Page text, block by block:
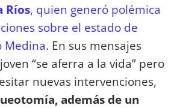
Ríos, quien generó polémica
sobre el estado de
Medina. En sus mensajes
“se aferra a la vida” pero
nuevas intervenciones,
además de un